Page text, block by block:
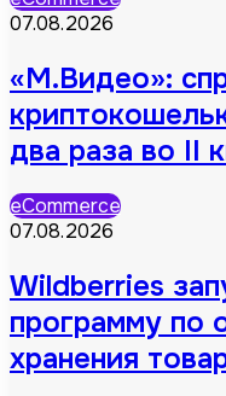
07.08.2026
«М.Видео»:
два раза во II
eCommerce
07.08.2026
Wildberries
программу по
хранения